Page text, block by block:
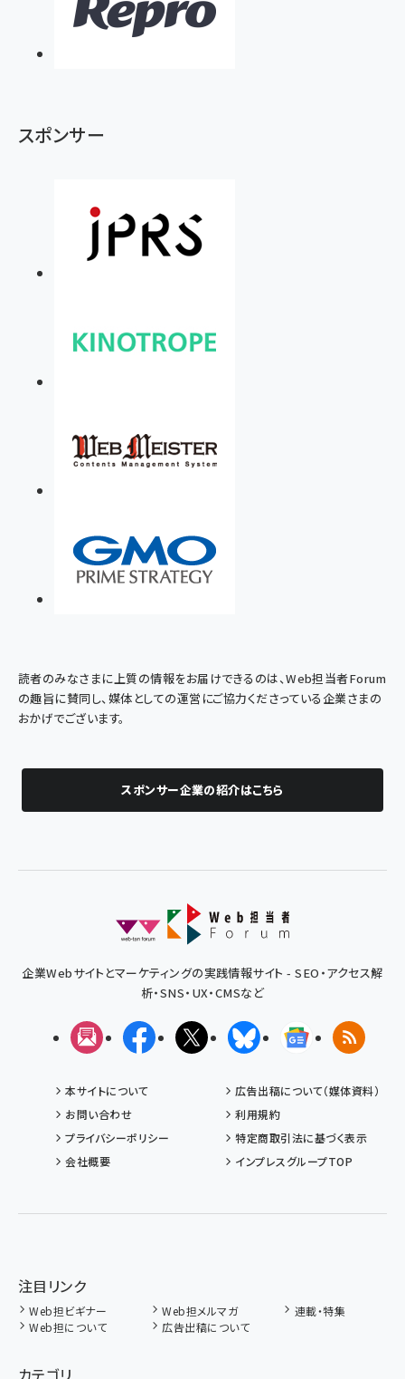
スポンサー
読者のみなさまに上質の情報をお届けできるのは、Web担当者Forum
の趣旨に賛同し、媒体としての運営にご協力くださっている企業さまの
おかげでございます。
スポンサー企業の紹介はこちら
企業Webサイトとマーケティングの実践情報サイト - SEO・アクセス解
析・SNS・UX・CMSなど
メルマガFacebookX(エックス)BlueskyGoogleニュ
RSS
本サイトについて
広告出稿について（媒体資料）
お問い合わせ
利用規約
プライバシーポリシー
特定商取引法に基づく表示
会社概要
インプレスグループTOP
注目リンク
Web担ビギナー Web担メルマガ
連載・特集
Web担について
広告出稿について
カテゴリ